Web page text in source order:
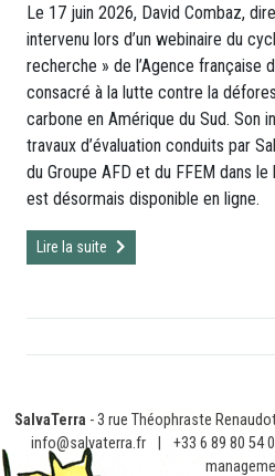
Le 17 juin 2026, David Combaz,
intervenu lors d’un webinaire du
recherche » de l’Agence française
consacré à la lutte contre la
carbone en Amérique du Sud. Son
travaux d’évaluation conduits par
du Groupe AFD et du FFEM dans
est désormais disponible en ligne.
Lire la suite
SalvaTerra - 3 rue Théophraste
info@salvaterra.fr
+33 6 89 80 54